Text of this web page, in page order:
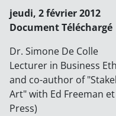
jeudi, 2 février 2012
Document Téléchargé
Dr. Simone De Colle
Lecturer in Business
and co-author of
Art" with Ed Freeman
Press)